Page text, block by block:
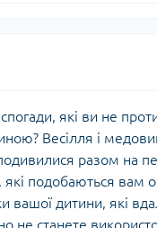
які ви не
Весілля і
разом на
які подобаються вам
вашої дитини, які
не станете